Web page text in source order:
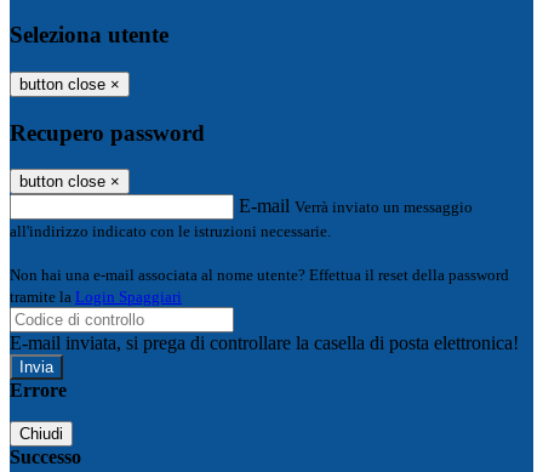
Seleziona utente
button close ×
Recupero password
button close ×
E-mail Verrà inviato un messaggio
all'indirizzo indicato con le istruzioni necessarie.
Non hai una e-mail associata al nome utente? Effettua il reset della password
tramite la Login Spaggiari
E-mail inviata, si prega di controllare la casella di posta elettronica!
Errore
Chiudi
Successo